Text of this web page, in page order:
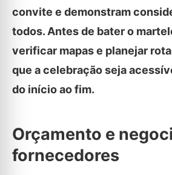
convite e demonstram
todos. Antes de bater o
verificar mapas e planejar
que a celebração seja
do início ao fim.
Orçamento e
fornecedores